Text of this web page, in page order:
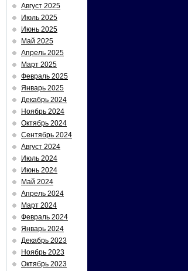
Август 2025
Июль 2025
Июнь 2025
Май 2025
Апрель 2025
Март 2025
Февраль 2025
Январь 2025
Декабрь 2024
Ноябрь 2024
Октябрь 2024
Сентябрь 2024
Август 2024
Июль 2024
Июнь 2024
Май 2024
Апрель 2024
Март 2024
Февраль 2024
Январь 2024
Декабрь 2023
Ноябрь 2023
Октябрь 2023